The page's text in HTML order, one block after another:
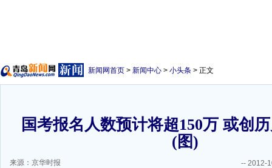
新闻网首页 > 新闻中心 > 小头条 > 正文
国考报名人数预计将超150万 或创
(图)
来源：京华时报 -- 2012-